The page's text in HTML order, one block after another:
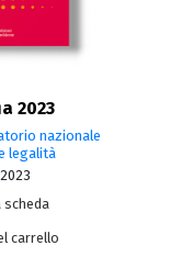
2023
nazionale
legalità
carrello